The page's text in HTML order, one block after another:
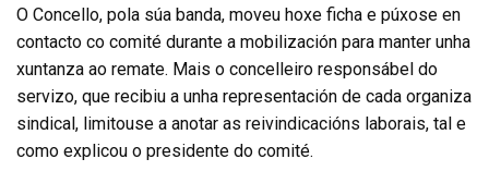
O Concello, pola súa banda, moveu hoxe ficha e púxose en
contacto co comité durante a mobilización para manter unha
xuntanza ao remate. Mais o concelleiro responsábel do
servizo, que recibiu a unha representación de cada organiza
sindical, limitouse a anotar as reivindicacións laborais, tal e
como explicou o presidente do comité.